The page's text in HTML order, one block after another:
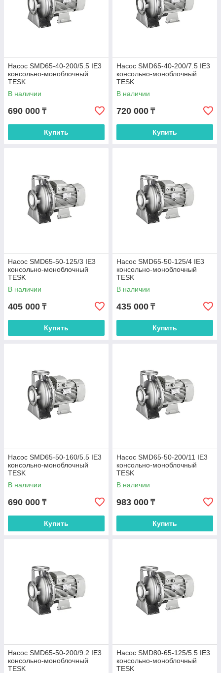
Насос SMD65-40-200/5.5 IE3
консольно-моноблочный
TESK
В наличии
690 000 ₸
Купить
Насос SMD65-40-200/7.5 IE3
консольно-моноблочный
TESK
В наличии
720 000 ₸
Купить
Насос SMD65-50-125/3 IE3
консольно-моноблочный
TESK
В наличии
405 000 ₸
Купить
Насос SMD65-50-125/4 IE3
консольно-моноблочный
TESK
В наличии
435 000 ₸
Купить
Насос SMD65-50-160/5.5 IE3
консольно-моноблочный
TESK
В наличии
690 000 ₸
Купить
Насос SMD65-50-200/11 IE3
консольно-моноблочный
TESK
В наличии
983 000 ₸
Купить
Насос SMD65-50-200/9.2 IE3
консольно-моноблочный
TESK
Насос SMD80-65-125/5.5 IE3
консольно-моноблочный
TESK